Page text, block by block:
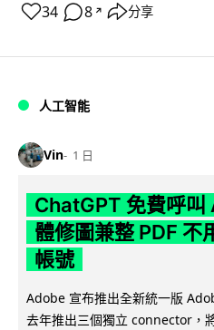
34 8 ↗ 分享
人工智能
Vin 1 日
ChatGPT 免費呼
體修圖兼整 PDF 不
帳號
Adobe 宣布推出全新統一版
去年推出三個獨立 connector，